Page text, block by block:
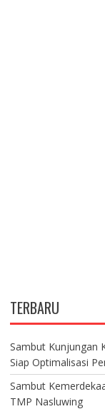
TERBARU
Sambut Kunjungan
Siap Optimalisasi
Sambut
TMP Nasluwing